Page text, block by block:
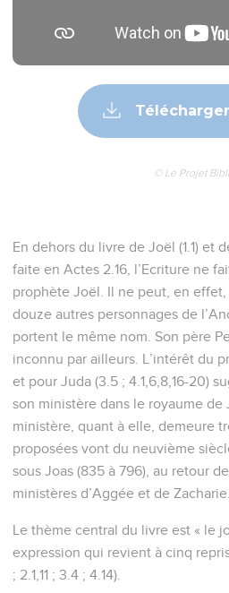
© Le Projet
En dehors du livre de Joël (1.1) et
faite en Actes 2.16, l’Ecriture ne
prophète Joël. Il ne peut, en
douze autres personnages de
portent le même nom. Son père
inconnu par ailleurs. L’intérêt du
et pour Juda (3.5 ; 4.1,6,8,16-20)
son ministère dans le royaume de
ministère, quant à elle, demeure
proposées vont du neuvième
sous Joas (835 à 796), au retour
ministères d’Aggée et de Zacharie.
Le thème central du livre est « le
expression qui revient à cinq
; 2.1,11 ; 3.4 ; 4.14).